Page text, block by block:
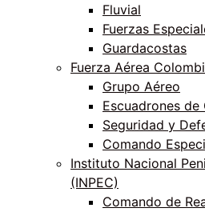
Fluvial
Fuerzas
Guardacostas
Fuerza Aérea
Grupo Aéreo
Escuadrones de
Seguridad y
Comando
Instituto Nacional
(INPEC)
Comando de